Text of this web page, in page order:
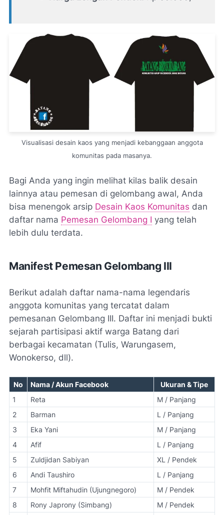
Visualisasi desain kaos yang menjadi kebanggaan anggota
komunitas pada masanya.
Bagi Anda yang ingin melihat kilas balik desain
lainnya atau pemesan di gelombang awal, Anda
bisa menengok arsip Desain Kaos Komunitas dan
daftar nama Pemesan Gelombang I yang telah
lebih dulu terdata.
Manifest Pemesan Gelombang III
Berikut adalah daftar nama-nama legendaris
anggota komunitas yang tercatat dalam
pemesanan Gelombang III. Daftar ini menjadi bukti
sejarah partisipasi aktif warga Batang dari
berbagai kecamatan (Tulis, Warungasem,
Wonokerso, dll).
No Nama / Akun Facebook
Ukuran & Tipe
1
Reta
M / Panjang
2
Barman
L / Panjang
3
Eka Yani
M / Panjang
4
Afif
L / Panjang
5
Zuldjidan Sabiyan
XL / Pendek
6
Andi Taushiro
L / Panjang
7
Mohfit Miftahudin (Ujungnegoro)
M / Pendek
8
Rony Japrony (Simbang)
M / Pendek